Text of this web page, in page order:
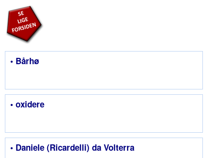
• Bårhø
• oxidere
• Daniele (Ricardelli) da Volterra